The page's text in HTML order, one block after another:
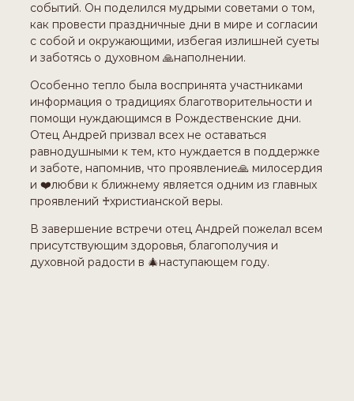
событий. Он поделился мудрыми советами о том,
как провести праздничные дни в мире и согласии
с собой и окружающими, избегая излишней суеты
и заботясь о духовном 🙏наполнении.
Особенно тепло была воспринята участниками
информация о традициях благотворительности и
помощи нуждающимся в Рождественские дни.
Отец Андрей призвал всех не оставаться
равнодушными к тем, кто нуждается в поддержке
и заботе, напомнив, что проявление🙏 милосердия
и ❤️любви к ближнему является одним из главных
проявлений ♰христианской веры.
В завершение встречи отец Андрей пожелал всем
присутствующим здоровья, благополучия и
духовной радости в 🎄наступающем году.